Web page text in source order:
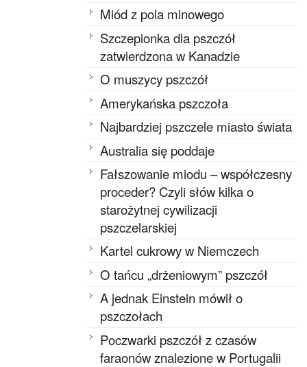
Miód z pola minowego
Szczepionka dla pszczół
zatwierdzona w Kanadzie
O muszycy pszczół
Amerykańska pszczoła
Najbardziej pszczele miasto świata
Australia się poddaje
Fałszowanie miodu – współczesny
proceder? Czyli słów kilka o
starożytnej cywilizacji
pszczelarskiej
Kartel cukrowy w Niemczech
O tańcu „drżeniowym” pszczół
A jednak Einstein mówił o
pszczołach
Poczwarki pszczół z czasów
faraonów znalezione w Portugalii